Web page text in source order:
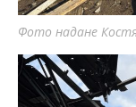
Фото надане